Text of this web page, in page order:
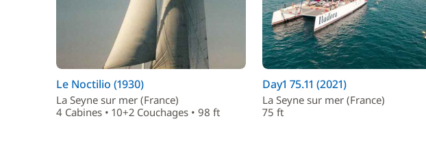
Le Noctilio (1930)
La Seyne sur mer (France)
4 Cabines • 10+2 Couchages • 98 ft
Day1 75.11 (2021)
La Seyne sur mer (France)
75 ft